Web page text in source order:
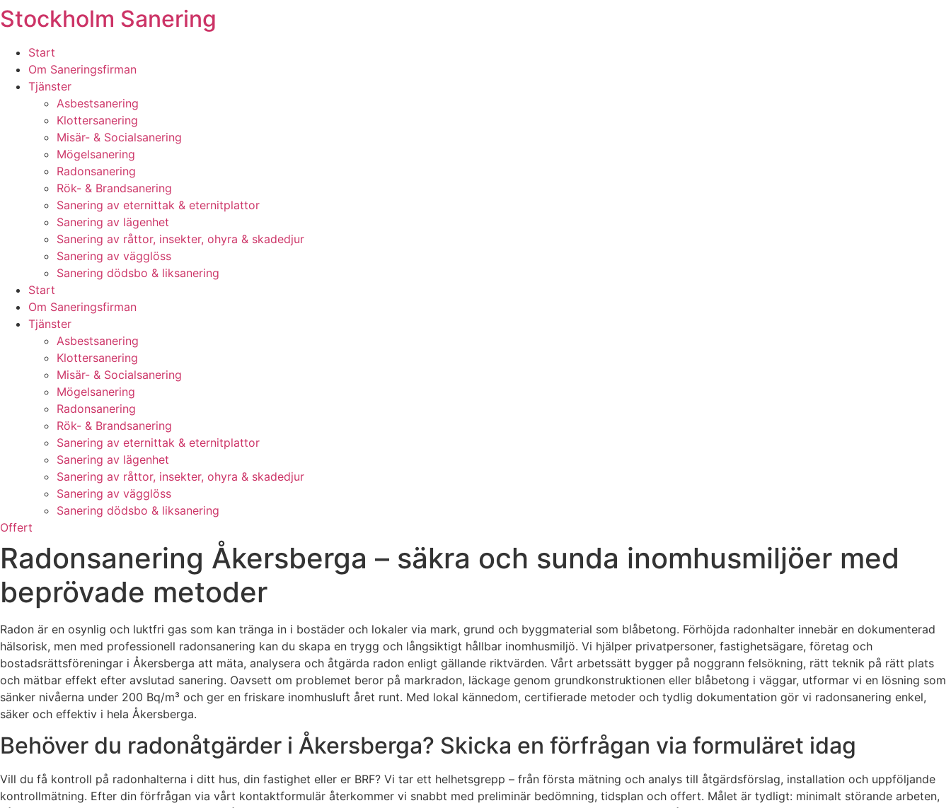
Skip
to
content
Stockholm Sanering
Start
Om Saneringsfirman
Tjänster
Asbestsanering
Klottersanering
Misär- & Socialsanering
Mögelsanering
Radonsanering
Rök- & Brandsanering
Sanering av eternittak & eternitplattor
Sanering av lägenhet
Sanering av råttor, insekter, ohyra & skadedjur
Sanering av vägglöss
Sanering dödsbo & liksanering
Start
Om Saneringsfirman
Tjänster
Asbestsanering
Klottersanering
Misär- & Socialsanering
Mögelsanering
Radonsanering
Rök- & Brandsanering
Sanering av eternittak & eternitplattor
Sanering av lägenhet
Sanering av råttor, insekter, ohyra & skadedjur
Sanering av vägglöss
Sanering dödsbo & liksanering
Offert
Radonsanering Åkersberga – säkra och sunda inomhusmiljöer med
beprövade metoder
Radon är en osynlig och luktfri gas som kan tränga in i bostäder och lokaler via mark, grund och byggmaterial som blåbetong. Förhöjda radonhalter innebär en dokumenterad
hälsorisk, men med professionell radonsanering kan du skapa en trygg och långsiktigt hållbar inomhusmiljö. Vi hjälper privatpersoner, fastighetsägare, företag och
bostadsrättsföreningar i Åkersberga att mäta, analysera och åtgärda radon enligt gällande riktvärden. Vårt arbetssätt bygger på noggrann felsökning, rätt teknik på rätt plats
och mätbar effekt efter avslutad sanering. Oavsett om problemet beror på markradon, läckage genom grundkonstruktionen eller blåbetong i väggar, utformar vi en lösning som
sänker nivåerna under 200 Bq/m³ och ger en friskare inomhusluft året runt. Med lokal kännedom, certifierade metoder och tydlig dokumentation gör vi radonsanering enkel,
säker och effektiv i hela Åkersberga.
Behöver du radonåtgärder i Åkersberga? Skicka en förfrågan via formuläret idag
Vill du få kontroll på radonhalterna i ditt hus, din fastighet eller er BRF? Vi tar ett helhetsgrepp – från första mätning och analys till åtgärdsförslag, installation och uppföljande
kontrollmätning. Efter din förfrågan via vårt kontaktformulär återkommer vi snabbt med preliminär bedömning, tidsplan och offert. Målet är tydligt: minimalt störande arbeten,